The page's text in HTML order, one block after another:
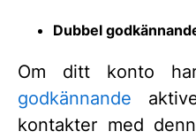
Dubbel
Om ditt konto
godkännande
kontakter med